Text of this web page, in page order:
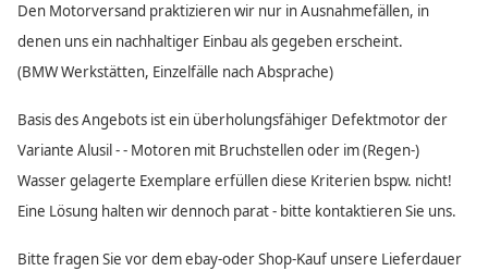
Den Motorversand praktizieren wir nur in Ausnahmefällen, in
denen uns ein nachhaltiger Einbau als gegeben erscheint.
(BMW Werkstätten, Einzelfälle nach Absprache)
Basis des Angebots ist ein überholungsfähiger Defektmotor der
Variante Alusil - - Motoren mit Bruchstellen oder im (Regen-)
Wasser gelagerte Exemplare erfüllen diese Kriterien bspw. nicht!
Eine Lösung halten wir dennoch parat - bitte kontaktieren Sie uns.
Bitte fragen Sie vor dem ebay-oder Shop-Kauf unsere Lieferdauer